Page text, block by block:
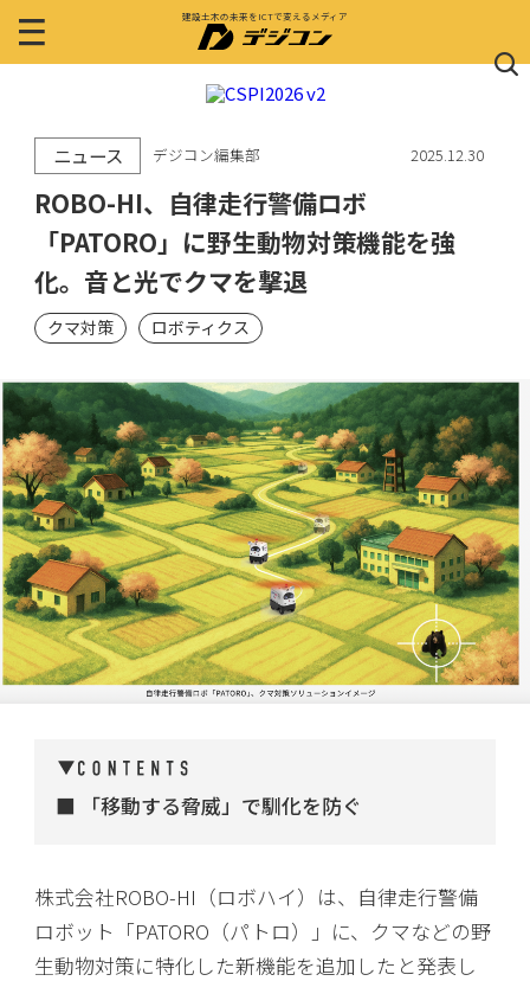
建設土木の未来をICTで変えるメディア
ニュース デジコン編集部 2025.12.30
ROBO-HI、自律走行警備ロボ
「PATORO」に野生動物対策機能を強
化。音と光でクマを撃退
クマ対策 ロボティクス
「移動する脅威」で馴化を防ぐ
株式会社ROBO-HI（ロボハイ）は、自律走行警備
ロボット「PATORO（パトロ）」に、クマなどの野
生動物対策に特化した新機能を追加したと発表し